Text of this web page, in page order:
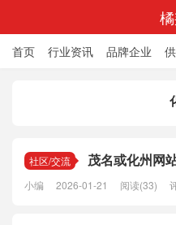
首页 行业资讯 品牌企业
社区/交流 茂名或化州网
小编 2026-01-21 阅读(33)